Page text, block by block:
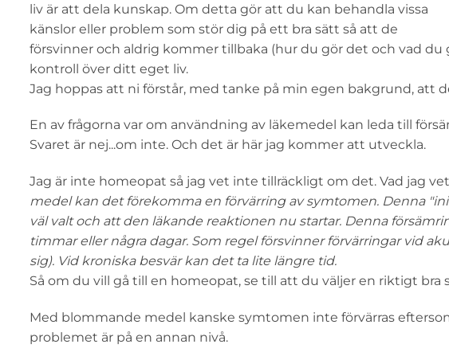
liv är att dela kunskap. Om detta gör att du kan behandla vissa
känslor eller problem som stör dig på ett bra sätt så att de
försvinner och aldrig kommer tillbaka (hur du gör det och vad
kontroll över ditt eget liv.
Jag hoppas att ni förstår, med tanke på min egen bakgrund, att
En av frågorna var om användning av läkemedel kan leda till
Svaret är nej...om inte. Och det är här jag kommer att utveckla.
Jag är inte homeopat så jag vet inte tillräckligt om det. Vad jag vet
medel kan det förekomma en förvärring av symtomen. Denna
väl valt och att den läkande reaktionen nu startar. Denna
timmar eller några dagar. Som regel försvinner förvärringar vid
sig). Vid kroniska besvär kan det ta lite längre tid.
Så om du vill gå till en homeopat, se till att du väljer en riktigt bra
Med blommande medel kanske symtomen inte förvärras
problemet är på en annan nivå.